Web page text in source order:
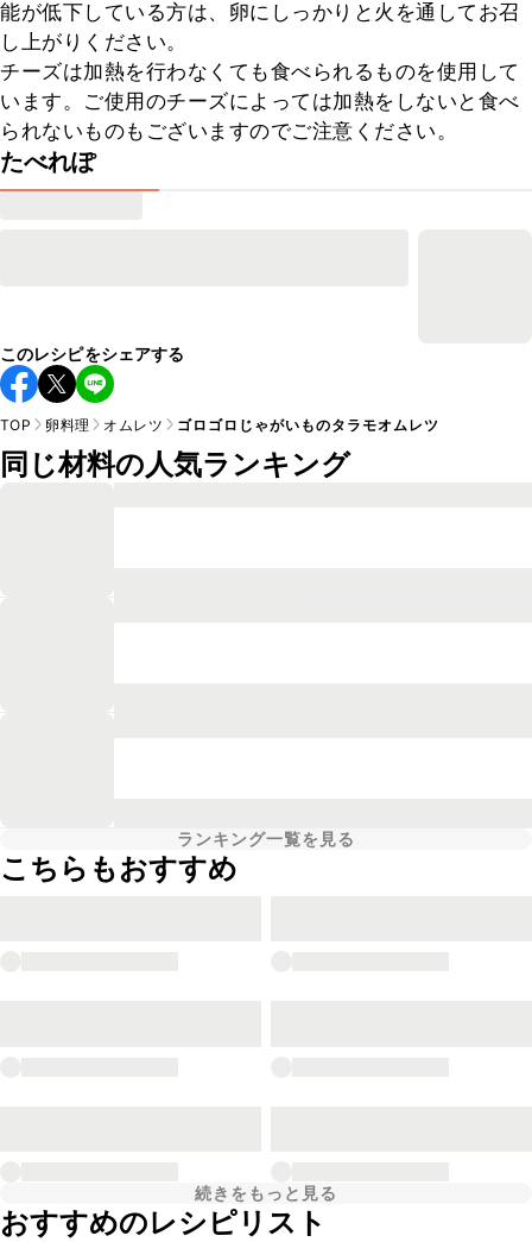
能が低下している方は、卵にしっかりと火を通してお召
し上がりください。
チーズは加熱を行わなくても食べられるものを使用して
います。ご使用のチーズによっては加熱をしないと食べ
られないものもございますのでご注意ください。
たべれぽ
このレシピをシェアする
TOP 卵料理 オムレツ ゴロゴロじゃがいものタラモオムレツ
同じ材料の人気ランキング
ランキング一覧を見る
こちらもおすすめ
続きをもっと見る
おすすめのレシピリスト